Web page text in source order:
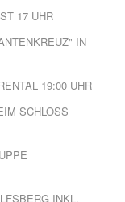
17 UHR
IN
19:00 UHR
SCHLOSS
INKL.